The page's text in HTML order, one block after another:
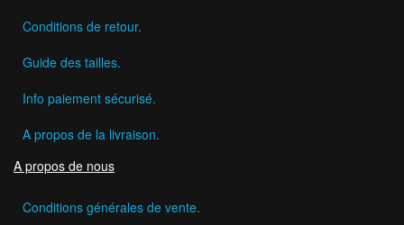
Conditions de retour.
Guide des tailles.
Info paiement sécurisé.
A propos de la livraison.
A propos de nous
Conditions générales de vente.